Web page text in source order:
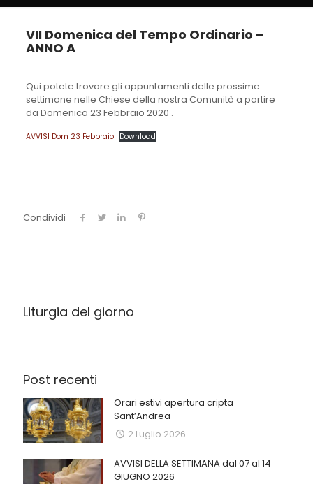
VII Domenica del Tempo Ordinario –
ANNO A
Qui potete trovare gli appuntamenti delle prossime
settimane nelle Chiese della nostra Comunità a partire
da Domenica 23 Febbraio 2020 .
AVVISI Dom 23 Febbraio Download
Condividi
Liturgia del giorno
Post recenti
Orari estivi apertura cripta
Sant’Andrea
2 Luglio 2026
AVVISI DELLA SETTIMANA dal 07 al 14
GIUGNO 2026